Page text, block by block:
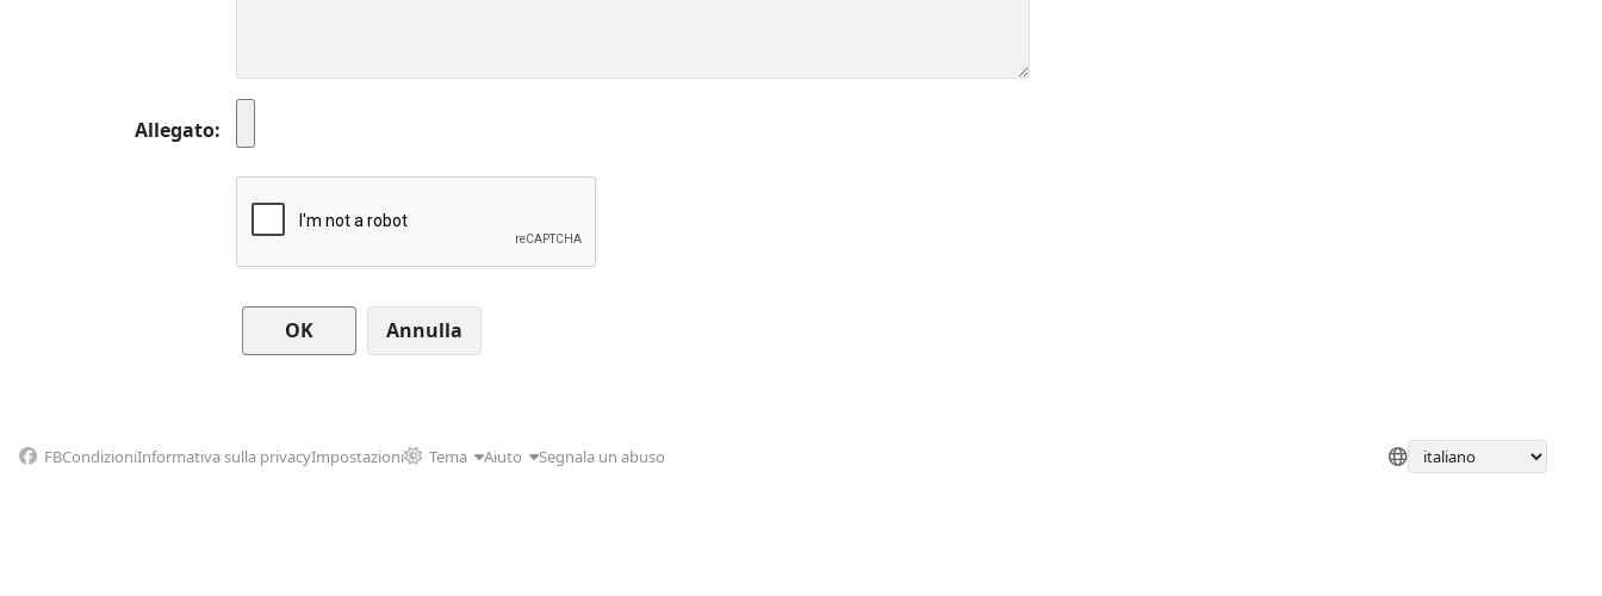
Allegato
Annulla
FBCondizioniInformativa sulla privacyImpostazioni Tema Aiuto Segnala un abuso